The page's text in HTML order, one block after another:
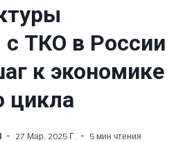
ТКО в России
к экономике
цикла
27 Мар. 2025 Г. 5 мин чтения